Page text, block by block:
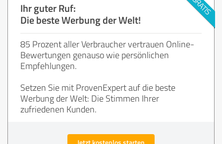
Ihr guter Ruf:
Die beste Werbung der Welt!
85 Prozent aller Verbraucher vertrauen Online-
Bewertungen genauso wie persönlichen
Empfehlungen.
Setzen Sie mit ProvenExpert auf die beste
Werbung der Welt: Die Stimmen Ihrer
zufriedenen Kunden.
Jetzt kostenlos starten